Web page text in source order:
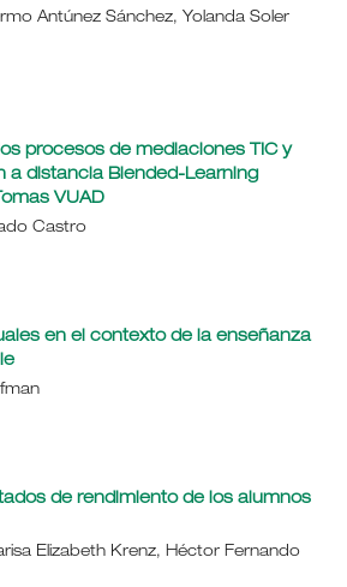
Antúnez Sánchez, Yolanda Soler
procesos de mediaciones TIC y
a distancia Blended-Learning
VUAD
Castro
en el contexto de la enseñanza
de rendimiento de los alumnos
Elizabeth Krenz, Héctor Fernando